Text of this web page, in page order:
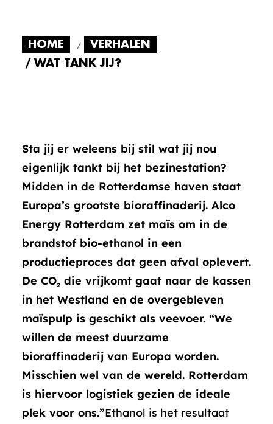
HOME
VERHALEN
WAT TANK JIJ?
Sta jij er weleens bij stil wat jij nou
eigenlijk tankt bij het bezinestation?
Midden in de Rotterdamse haven staat
Europa’s grootste bioraffinaderij. Alco
Energy Rotterdam zet maïs om in de
brandstof bio-ethanol in een
productieproces dat geen afval oplevert.
De CO₂ die vrijkomt gaat naar de kassen
in het Westland en de overgebleven
maïspulp is geschikt als veevoer. “We
willen de meest duurzame
bioraffinaderij van Europa worden.
Misschien wel van de wereld. Rotterdam
is hiervoor logistiek gezien de ideale
plek voor ons.”Ethanol is het resultaat